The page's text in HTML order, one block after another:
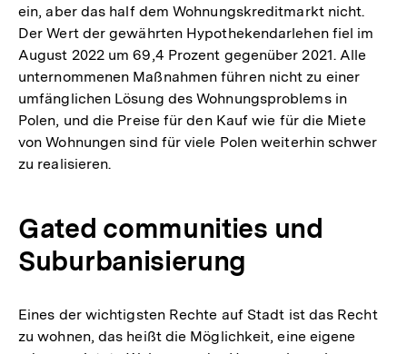
ein, aber das half dem Wohnungskreditmarkt nicht.
Der Wert der gewährten Hypothekendarlehen fiel im
August 2022 um 69,4 Prozent gegenüber 2021. Alle
unternommenen Maßnahmen führen nicht zu einer
umfänglichen Lösung des Wohnungsproblems in
Polen, und die Preise für den Kauf wie für die Miete
von Wohnungen sind für viele Polen weiterhin schwer
zu realisieren.
Gated communities und
Suburbanisierung
Eines der wichtigsten Rechte auf Stadt ist das Recht
zu wohnen, das heißt die Möglichkeit, eine eigene